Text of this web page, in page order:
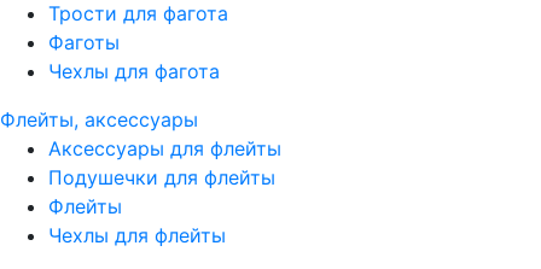
Трости для фагота
Фаготы
Чехлы для фагота
Флейты, аксессуары
Аксессуары для флейты
Подушечки для флейты
Флейты
Чехлы для флейты